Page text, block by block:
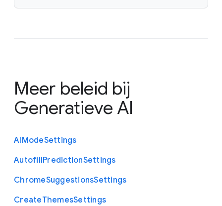
Meer beleid bij
Generatieve AI
AIModeSettings
AutofillPredictionSettings
ChromeSuggestionsSettings
CreateThemesSettings